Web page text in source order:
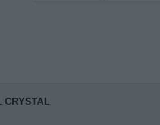
ποσότητα